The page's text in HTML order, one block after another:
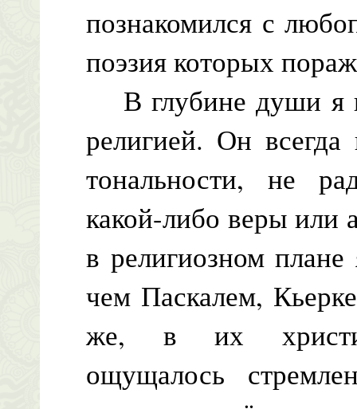
познакомился с
поэзия которых
В глубине души я
религией. Он
тональности, не
какой-либо веры или
в религиозном
чем Паскалем,
же, в их
ощущалось